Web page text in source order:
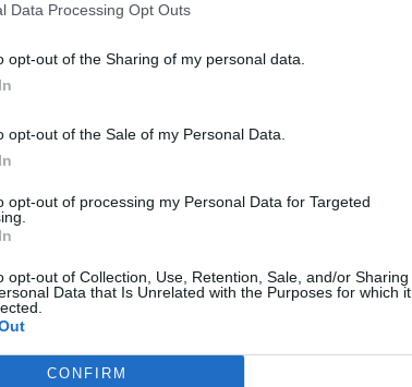
Data Processing Opt Outs
opt-out of the Sharing of my personal data.
opt-out of the Sale of my Personal Data.
opt-out of processing my Personal Data for Targeted
opt-out of Collection, Use, Retention, Sale, and/or Sharing
Data that Is Unrelated with the Purposes for which it
CONFIRM
din interes economic decât din convingere
în Africa (de unde Bolloré extrage o parte din
nevoit să se aclimatizeze Rusiei putiniste – și asta
că interlocutorii din studio erau mai civilizați
s-a văzut cu ochiul liber.